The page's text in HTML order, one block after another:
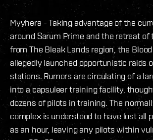
Myyhera - Taking advantage of the
around Sarum Prime and the retreat of
from The Bleak Lands region, the
allegedly launched opportunistic raids
stations. Rumors are circulating of a
into a capsuleer training facility,
dozens of pilots in training. The
complex is understood to have lost all
as an hour, leaving any pilots within